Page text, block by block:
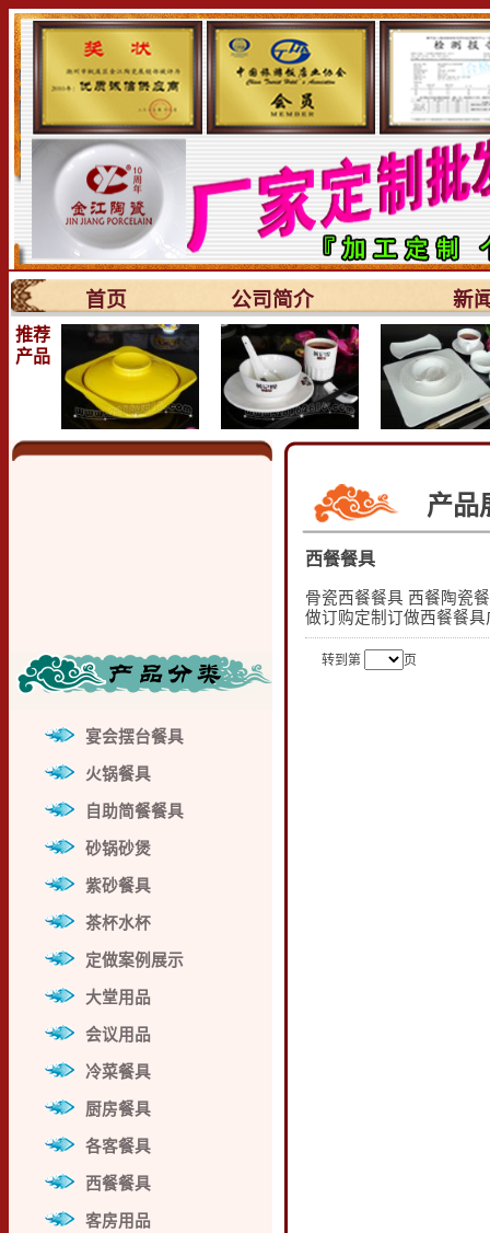
首页 公司简介 新
推荐
产品
宴会摆台餐具
火锅餐具
自助简餐餐具
砂锅砂煲
紫砂餐具
茶杯水杯
定做案例展示
大堂用品
会议用品
冷菜餐具
厨房餐具
各客餐具
西餐餐具
客房用品
产品
西餐餐具
骨瓷西餐餐具 西餐陶瓷
做订购定制订做西餐餐
转到第 页